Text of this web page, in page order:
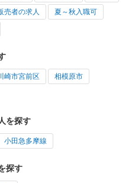
売者の求人 夏～秋入職可
崎市宮前区 相模原市
を探す
小田急多摩線
探す